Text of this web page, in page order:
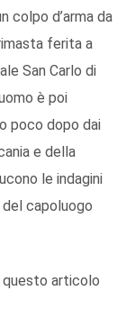
colpo d’arma da
ferita a
San Carlo di
è poi
poco dopo dai
e della
le indagini
capoluogo
questo articolo